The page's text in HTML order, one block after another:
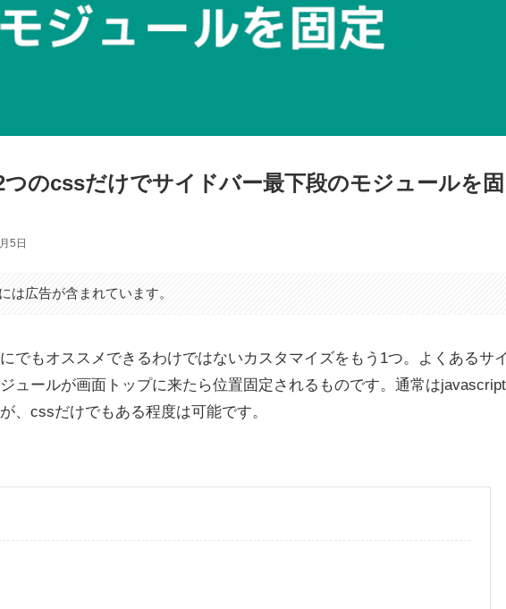
のcssだけでサイドバー最下段のモジュールを固
5日
は広告が含まれています。
でもオススメできるわけではないカスタマイズをもう1つ。よくあるサイ
ュールが画面トップに来たら位置固定されるものです。通常はjavascript
、cssだけでもある程度は可能です。